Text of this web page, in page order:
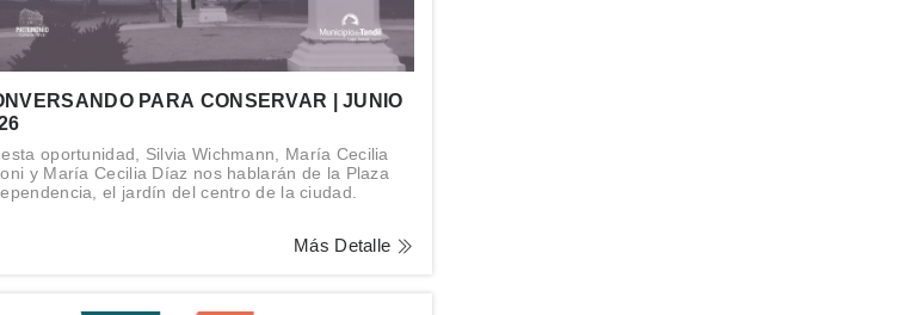
PARA CONSERVAR | JUNIO
esta oportunidad, Silvia Wichmann, María Cecilia
y María Cecilia Díaz nos hablarán de la Plaza
el jardín del centro de la ciudad.
Más Detalle